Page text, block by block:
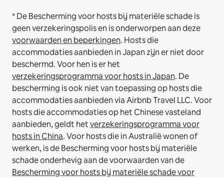
* De Bescherming voor hosts bij materiële schade is
geen verzekeringspolis en is onderworpen aan deze
voorwaarden en beperkingen. Hosts die
accommodaties aanbieden in Japan zijn er niet door
beschermd. Voor hen is er het
verzekeringsprogramma voor hosts in Japan. De
bescherming is ook niet van toepassing op hosts die
accommodaties aanbieden via Airbnb Travel LLC.Voor
hosts die accommodaties op het Chinese vasteland
aanbieden, geldt hetverzekeringsprogramma voor
hosts in China.Voor hosts die in Australië wonen of
werken, is de Bescherming voor hosts bij materiële
schade onderhevig aan de voorwaarden van de
Bescherming voor hosts bij materiële schade voor